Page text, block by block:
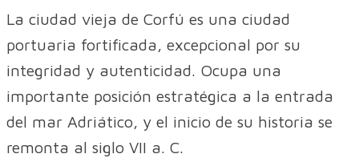
La ciudad vieja de Corfú es una ciudad
portuaria fortificada, excepcional por su
integridad y autenticidad. Ocupa una
importante posición estratégica a la entrada
del mar Adriático, y el inicio de su historia se
remonta al siglo VII a. C.